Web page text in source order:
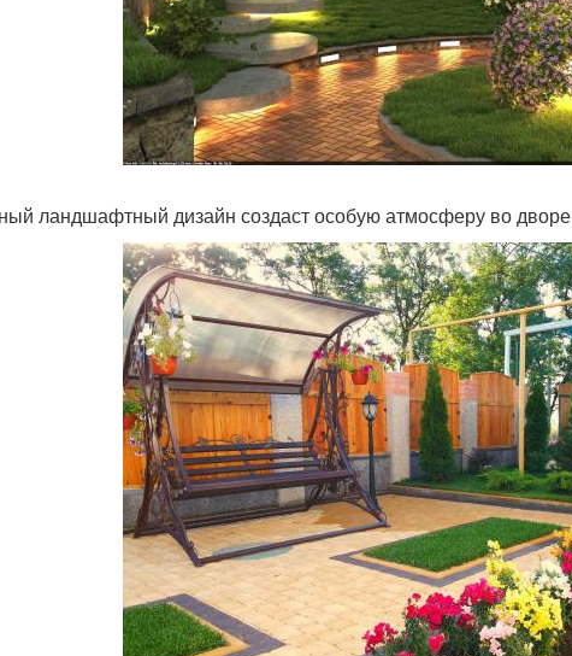
ландшафтный дизайн создаст особую атмосферу во дворе